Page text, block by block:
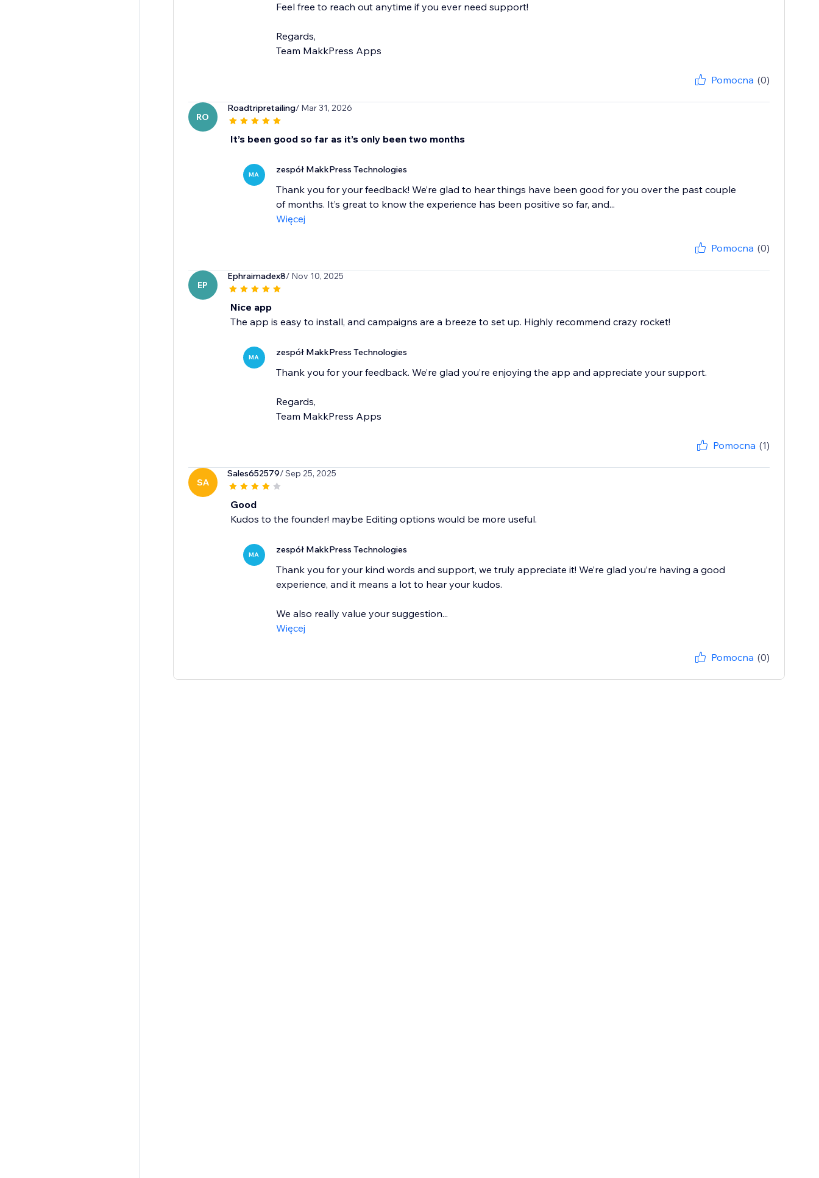
Feel free to reach out anytime if you ever need support!
Regards,
Team MakkPress Apps
Pomocna (0)
RO
Roadtripretailing/ Mar 31, 2026
It’s been good so far as it’s only been two months
MA zespół MakkPress Technologies
Thank you for your feedback! We’re glad to hear things have been good for you over the past couple
of months. It’s great to know the experience has been positive so far, and...
Więcej
Pomocna (0)
EP
Ephraimadex8/ Nov 10, 2025
Nice app
The app is easy to install, and campaigns are a breeze to set up. Highly recommend crazy rocket!
MA zespół MakkPress Technologies
Thank you for your feedback. We’re glad you’re enjoying the app and appreciate your support.
Regards,
Pomocna (1)
SA
Sales652579/ Sep 25, 2025
Good
Kudos to the founder! maybe Editing options would be more useful.
MA zespół MakkPress Technologies
Thank you for your kind words and support, we truly appreciate it! We’re glad you’re having a good
experience, and it means a lot to hear your kudos.
We also really value your suggestion...
Więcej
Pomocna (0)